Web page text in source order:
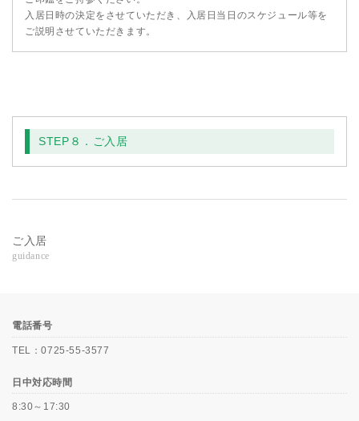
入居日時の決定をさせていただき、入居日当日のスケジュール等を
ご説明させていただきます。
STEP８．ご入居
ご入居
guidance
電話番号
TEL：0725-55-3577
日中対応時間
8:30～17:30